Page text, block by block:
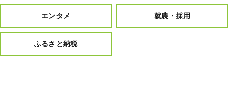
エンタメ 就農・採用
ふるさと納税